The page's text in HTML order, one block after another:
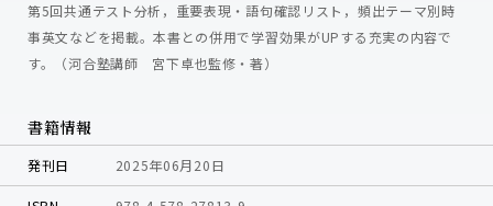
第5回共通テスト分析，重要表現・語句確認リスト，頻出テーマ別時
事英文などを掲載。本書との併用で学習効果がUPする充実の内容で
す。（河合塾講師 宮下卓也監修・著）
書籍情報
発刊日 2025年06月20日